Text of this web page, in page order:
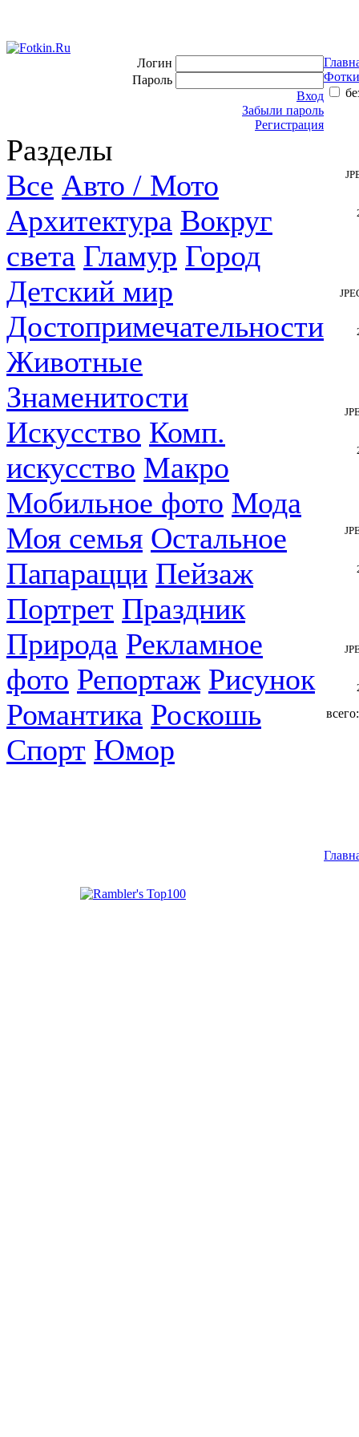
Логин
Пароль
Вход
Забыли пароль
Регистрация
Разделы
Все Авто / Мото
Архитектура Вокруг
света Гламур Город
Детский мир
Достопримечательности
Животные
Знаменитости
Искусство Комп.
искусство Макро
Мобильное фото Мода
Моя семья Остальное
Папарацци Пейзаж
Портрет Праздник
Природа Рекламное
фото Репортаж Рисунок
Романтика Роскошь
Спорт Юмор